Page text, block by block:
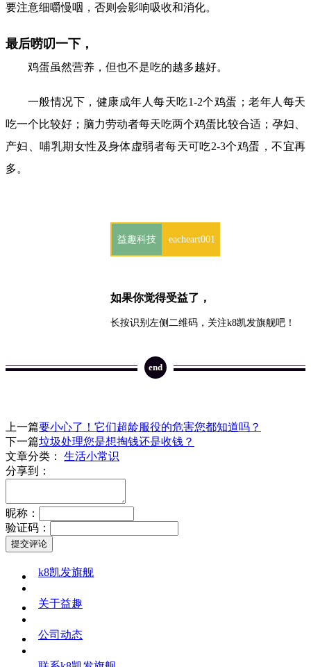
要注意细嚼慢咽，否则会影响吸收和消化。
最后唠叨一下，
鸡蛋虽然营养，但也不是吃的越多越好。
一般情况下，健康成年人每天吃1-2个鸡蛋；老年人每天
吃一个比较好；脑力劳动者每天吃两个鸡蛋比较合适；孕妇、
产妇、哺乳期女性及身体虚弱者每天可吃2-3个鸡蛋，不宜再
多。
益趣科技 eacheart001
如果你觉得受益了，
长按识别左侧二维码，关注k8凯发旗舰吧！
end
上一篇要小心了！它们超龄服役的危害您都知道吗？
下一篇垃圾处理您是想掏钱还是收钱？
文章分类：
生活小常识
分享到：
昵称：
验证码：
k8凯发旗舰
关于益趣
公司动态